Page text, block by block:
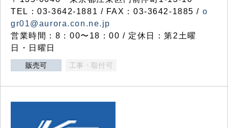
TEL：03-3642-1881 / FAX：03-3642-1885 / o
gr01@aurora.con.ne.jp
営業時間：8：00〜18：00 / 定休日：第2土曜
日・日曜日
販売可 工事・取付可